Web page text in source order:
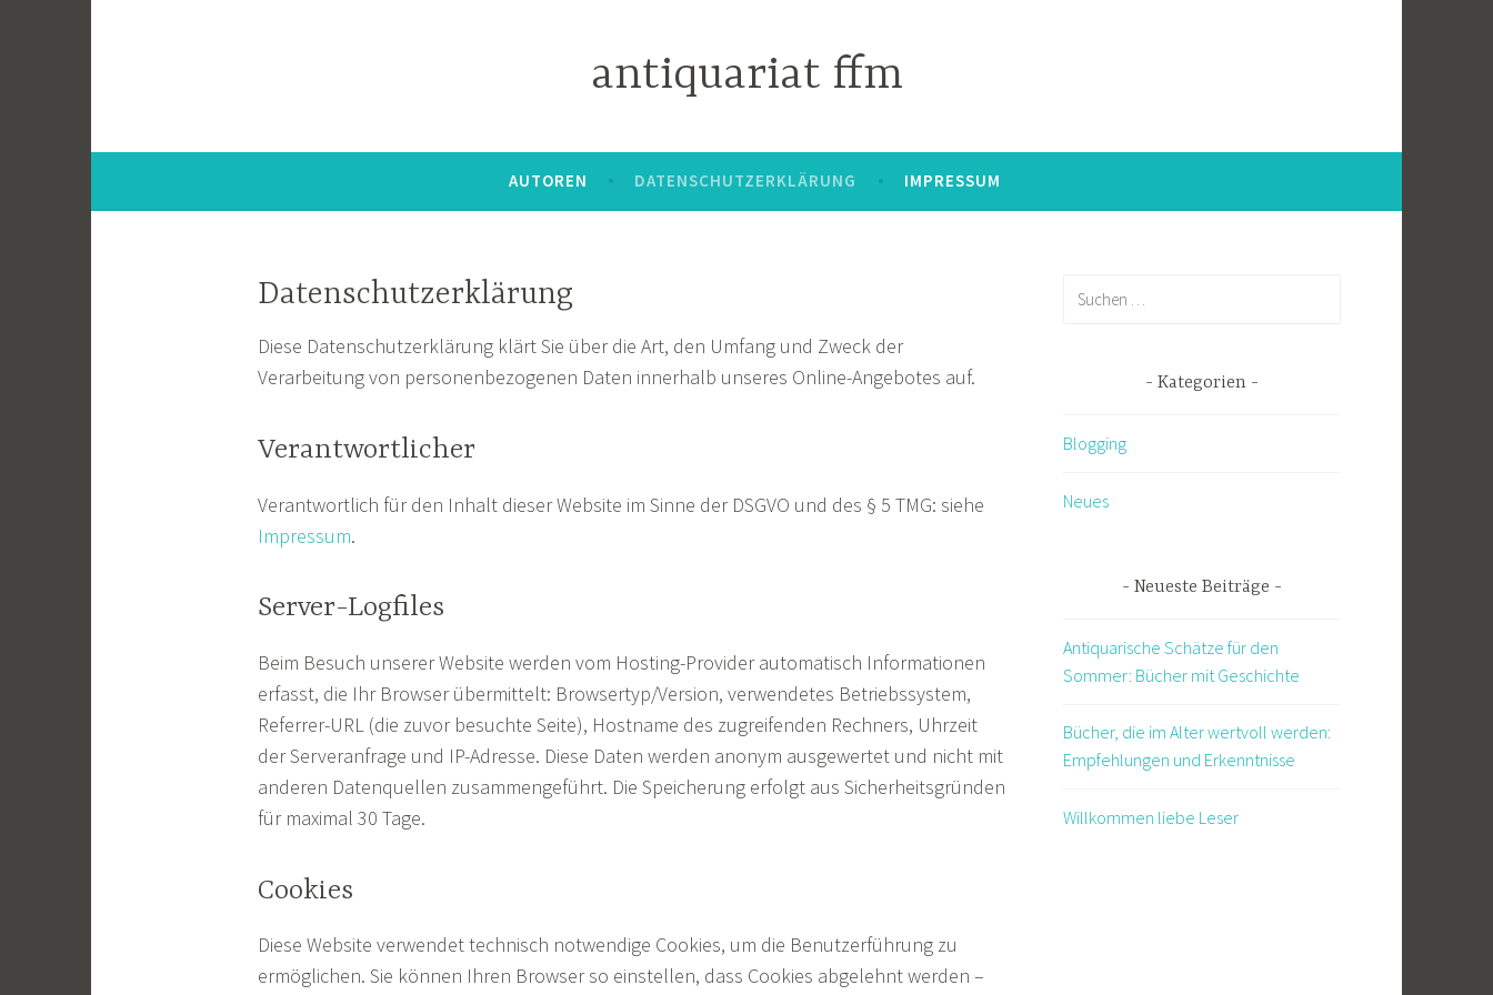
antiquariat ffm
AUTOREN DATENSCHUTZERKLÄRUNG IMPRESSUM
Datenschutzerklärung
Diese Datenschutzerklärung klärt Sie über die Art, den Umfang und Zweck der
Verarbeitung von personenbezogenen Daten innerhalb unseres Online-Angebotes auf.
Verantwortlicher
Verantwortlich für den Inhalt dieser Website im Sinne der DSGVO und des § 5 TMG: siehe
Impressum.
Server-Logfiles
Beim Besuch unserer Website werden vom Hosting-Provider automatisch Informationen
erfasst, die Ihr Browser übermittelt: Browsertyp/Version, verwendetes Betriebssystem,
Referrer-URL (die zuvor besuchte Seite), Hostname des zugreifenden Rechners, Uhrzeit
der Serveranfrage und IP-Adresse. Diese Daten werden anonym ausgewertet und nicht mit
anderen Datenquellen zusammengeführt. Die Speicherung erfolgt aus Sicherheitsgründen
für maximal 30 Tage.
Cookies
Diese Website verwendet technisch notwendige Cookies, um die Benutzerführung zu
ermöglichen. Sie können Ihren Browser so einstellen, dass Cookies abgelehnt werden –
Kategorien
Blogging
Neues
Neueste Beiträge
Antiquarische Schätze für den
Sommer: Bücher mit Geschichte
Bücher, die im Alter wertvoll werden:
Empfehlungen und Erkenntnisse
Willkommen liebe Leser